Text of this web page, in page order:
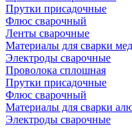
Прутки присадочные
Флюс сварочный
Ленты сварочные
Материалы для сварки
Электроды сварочные
Проволока сплошная
Прутки присадочные
Флюс сварочный
Материалы для сварки
Электроды сварочные